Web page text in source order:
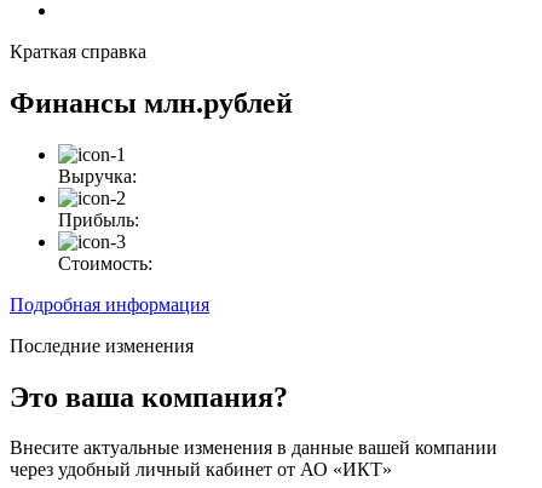
Краткая справка
Финансы млн.рублей
Выручка:
Прибыль:
Стоимость:
Подробная информация
Последние изменения
Это ваша компания?
Внесите актуальные изменения в данные вашей компании
через удобный личный кабинет от АО «ИКТ»